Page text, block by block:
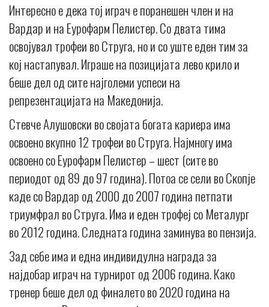
Интересно е дека тој играч е поранешен член и на
Вардар и на Еурофарм Пелистер. Со двата тима
освојувал трофеи во Струга, но и со уште еден тим за
кој настапувал. Играше на позицијата лево крило и
беше дел од сите најголеми успеси на
репрезентацијата на Македонија.
Стевче Алушовски во својата богата кариера има
освоено вкупно 12 трофеи во Струга. Најмногу има
освоено со Еурофарм Пелистер – шест (сите во
периодот од 89 до 97 година). Потоа се сели во Скопје
каде со Вардар од 2000 до 2007 година петпати
триумфрал во Струга. Има и еден трофеј со Металург
во 2012 година. Следната година заминува во пензија.
Зад себе има и една индивидулнa награда за
најдобар играч на турнирот од 2006 година. Како
тренер беше дел од финалето во 2020 година на